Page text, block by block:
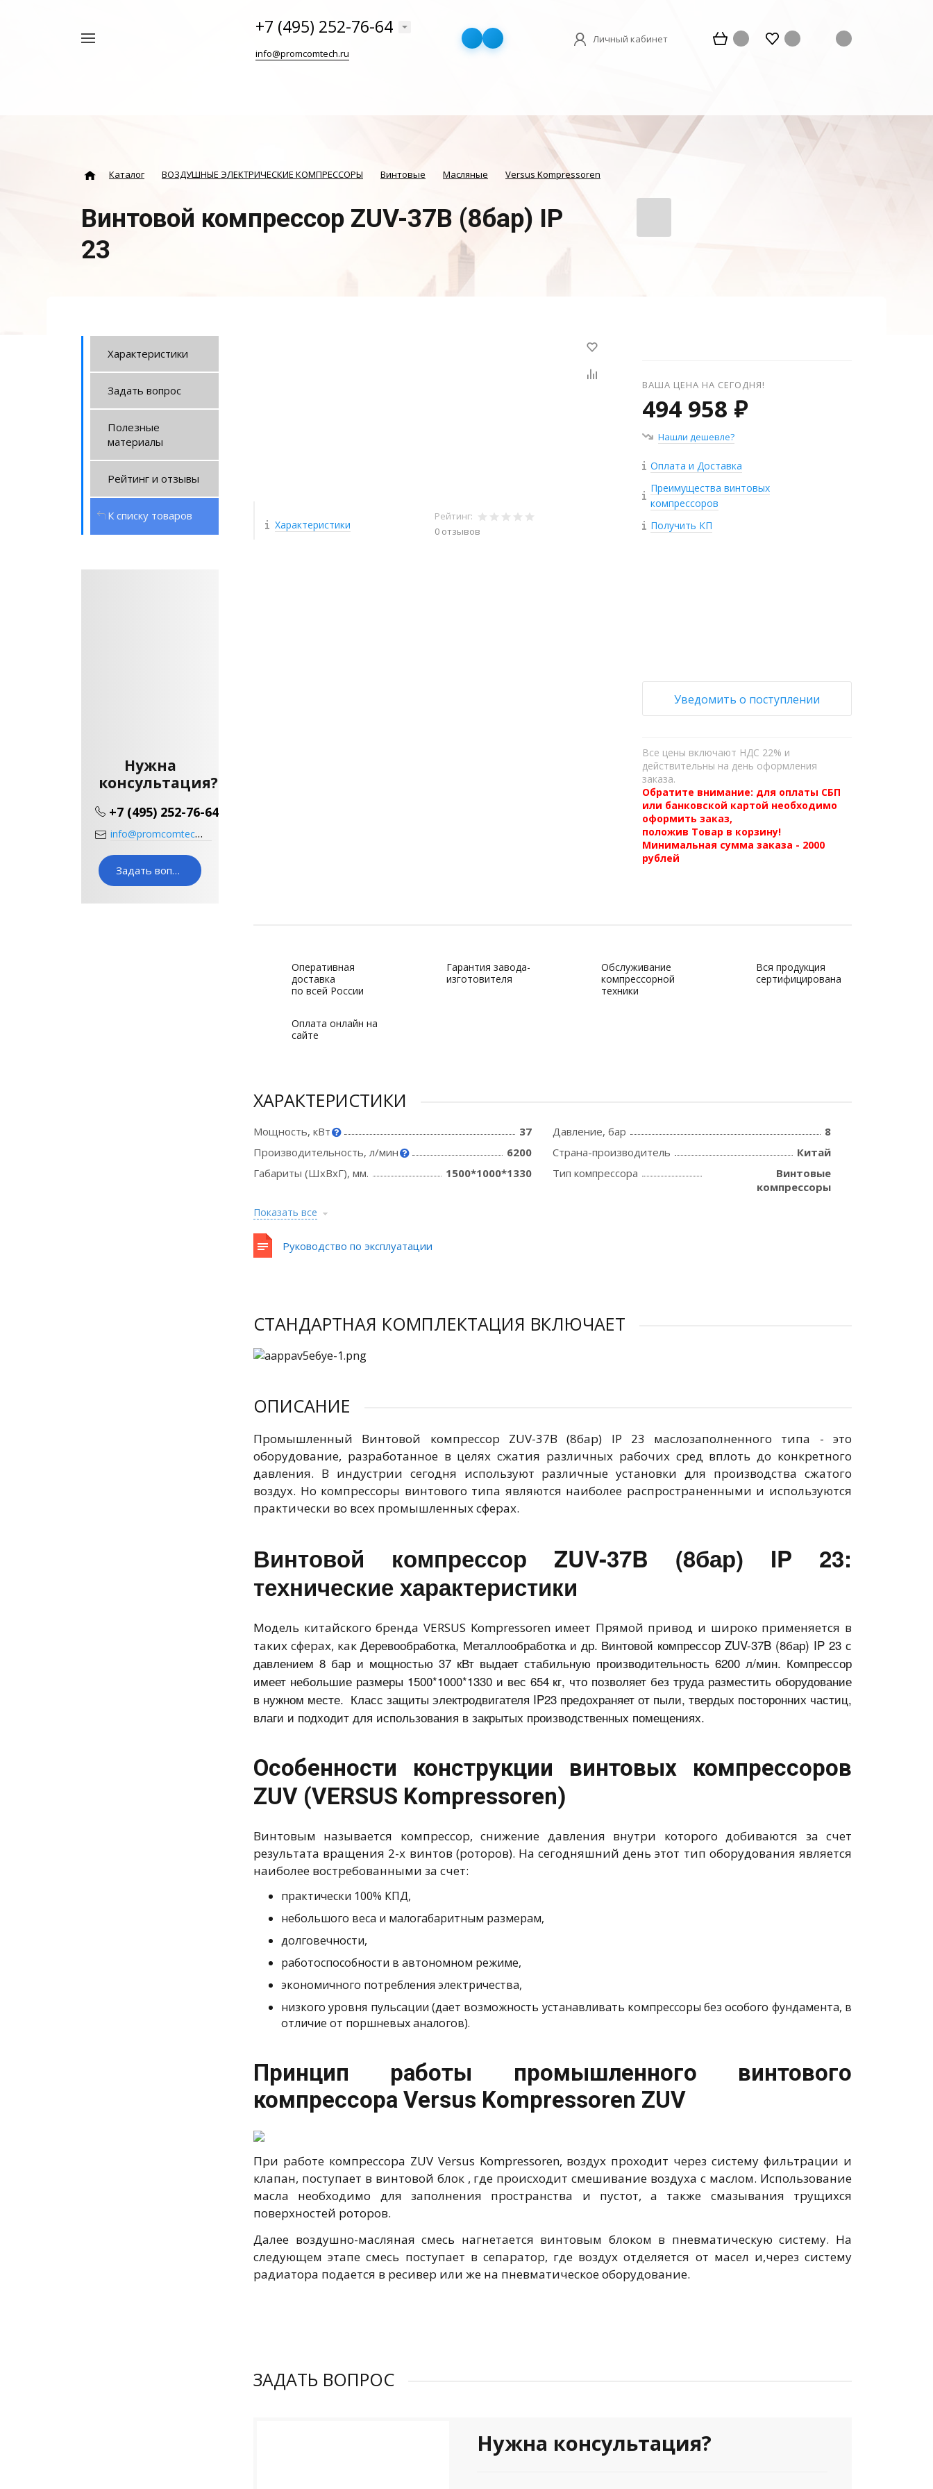
+7 (495) 252-76-64
info@promcomtech.ru
Личный кабинет
Каталог ВОЗДУШНЫЕ ЭЛЕКТРИЧЕСКИЕ КОМПРЕССОРЫ Винтовые Масляные Versus Kompressoren
Винтовой компрессор ZUV-37B (8бар) IP
23
Характеристики
Задать вопрос
Полезные
материалы
Рейтинг и отзывы
К списку товаров
Нужна
консультация?
+7 (495) 252-76-64
info@promcomtech.ru
Задать вопрос
Характеристики
Рейтинг:
0 отзывов
ВАША ЦЕНА НА СЕГОДНЯ!
494 958 ₽
Нашли дешевле?
Оплата и Доставка
Преимущества винтовых
компрессоров
Получить КП
Уведомить о поступлении
Все цены включают НДС 22% и
действительны на день оформления
заказа.
Обратите внимание: для оплаты СБП
или банковской картой необходимо
оформить заказ,
положив Товар в корзину!
Минимальная сумма заказа - 2000
рублей
Оперативная
доставка
по всей России
Гарантия завода-
изготовителя
Обслуживание
компрессорной
техники
Вся продукция
сертифицирована
Оплата онлайн на
сайте
ХАРАКТЕРИСТИКИ
Мощность, кВт 37 Давление, бар
8
Производительность, л/мин
6200 Страна-производитель
Китай
Габариты (ШхВхГ), мм.
1500*1000*1330 Тип компрессора
Винтовые
компрессоры
Показать все
Руководство по эксплуатации
СТАНДАРТНАЯ КОМПЛЕКТАЦИЯ ВКЛЮЧАЕТ
ОПИСАНИЕ
Промышленный Винтовой компрессор ZUV-37B (8бар) IP 23 маслозаполненного типа - это
оборудование, разработанное в целях сжатия различных рабочих сред вплоть до конкретного
давления. В индустрии сегодня используют различные установки для производства сжатого
воздух. Но компрессоры винтового типа являются наиболее распространенными и используются
практически во всех промышленных сферах.
Винтовой компрессор ZUV-37B (8бар) IP 23:
технические характеристики
Модель китайского бренда VERSUS Kompressoren имеет Прямой привод и широко применяется в
таких сферах, как Деревообработка, Металлообработка и др. Винтовой компрессор ZUV-37B (8бар) IP 23 с
давлением 8 бар и мощностью 37 кВт выдает стабильную производительность 6200 л/мин. Компрессор
имеет небольшие размеры 1500*1000*1330 и вес 654 кг, что позволяет без труда разместить оборудование
в нужном месте. Класс защиты электродвигателя IP23 предохраняет от пыли, твердых посторонних частиц,
влаги и подходит для использования в закрытых производственных помещениях.
Особенности конструкции винтовых компрессоров
ZUV (VERSUS Kompressoren)
Винтовым называется компрессор, снижение давления внутри которого добиваются за счет
результата вращения 2-х винтов (роторов). На сегодняшний день этот тип оборудования является
наиболее востребованными за счет:
практически 100% КПД,
небольшого веса и малогабаритным размерам,
долговечности,
работоспособности в автономном режиме,
экономичного потребления электричества,
низкого уровня пульсации (дает возможность устанавливать компрессоры без особого фундамента, в
отличие от поршневых аналогов).
Принцип работы промышленного винтового
компрессора Versus Kompressoren ZUV
При работе компрессора ZUV Versus Kompressoren, воздух проходит через систему фильтрации и
клапан, поступает в винтовой блок , где происходит смешивание воздуха с маслом. Использование
масла необходимо для заполнения пространства и пустот, а также смазывания трущихся
поверхностей роторов.
Далее воздушно-масляная смесь нагнетается винтовым блоком в пневматическую систему. На
следующем этапе смесь поступает в сепаратор, где воздух отделяется от масел и,через систему
радиатора подается в ресивер или же на пневматическое оборудование.
ЗАДАТЬ ВОПРОС
Нужна консультация?